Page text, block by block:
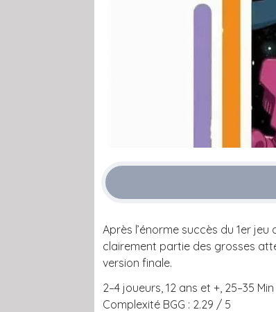
Après l’énorme succès du 1er
clairement partie des grosses
version finale.
2–4 joueurs, 12 ans et +, 25–35 Min
Complexité BGG : 2.29 / 5